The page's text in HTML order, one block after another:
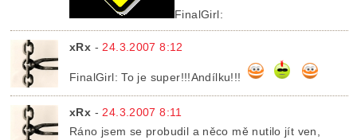
FinalGirl:
xRx - 24.3.2007 8:12
FinalGirl: To je super!!!Andílku!!!
xRx - 24.3.2007 8:11
Ráno jsem se probudil a něco mě nutilo jít ven,